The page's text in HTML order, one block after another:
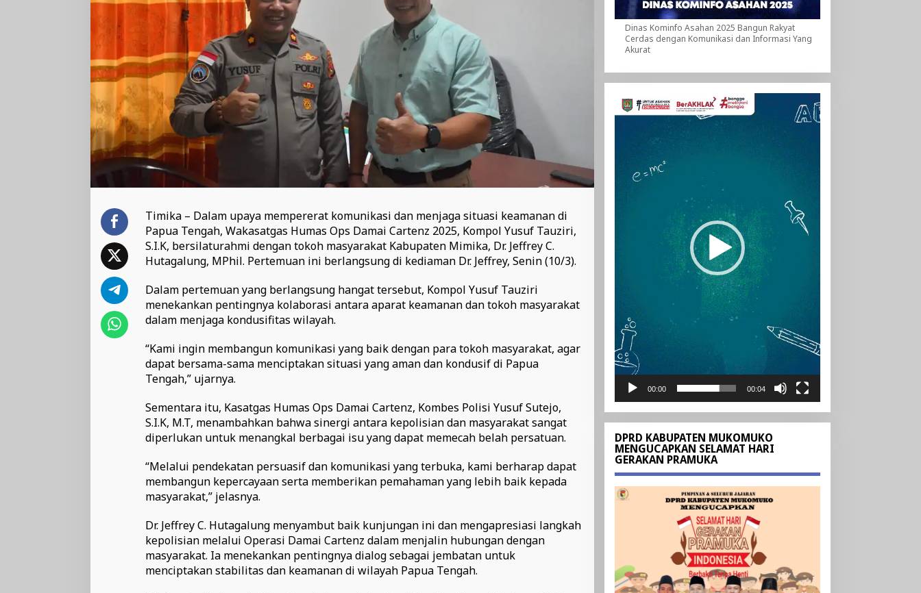
Timika – Dalam upaya mempererat komunikasi dan menjaga situasi keamanan di
Papua Tengah, Wakasatgas Humas Ops Damai Cartenz 2025, Kompol Yusuf Tauziri,
S.I.K, bersilaturahmi dengan tokoh masyarakat Kabupaten Mimika, Dr. Jeffrey C.
Hutagalung, MPhil. Pertemuan ini berlangsung di kediaman Dr. Jeffrey, Senin (10/3).
Dalam pertemuan yang berlangsung hangat tersebut, Kompol Yusuf Tauziri
menekankan pentingnya kolaborasi antara aparat keamanan dan tokoh masyarakat
dalam menjaga kondusifitas wilayah.
“Kami ingin membangun komunikasi yang baik dengan para tokoh masyarakat, agar
dapat bersama-sama menciptakan situasi yang aman dan kondusif di Papua
Tengah,” ujarnya.
Sementara itu, Kasatgas Humas Ops Damai Cartenz, Kombes Polisi Yusuf Sutejo,
S.I.K, M.T, menambahkan bahwa sinergi antara kepolisian dan masyarakat sangat
diperlukan untuk menangkal berbagai isu yang dapat memecah belah persatuan.
“Melalui pendekatan persuasif dan komunikasi yang terbuka, kami berharap dapat
membangun kepercayaan serta memberikan pemahaman yang lebih baik kepada
masyarakat,” jelasnya.
Dr. Jeffrey C. Hutagalung menyambut baik kunjungan ini dan mengapresiasi langkah
kepolisian melalui Operasi Damai Cartenz dalam menjalin hubungan dengan
masyarakat. Ia menekankan pentingnya dialog sebagai jembatan untuk
menciptakan stabilitas dan keamanan di wilayah Papua Tengah.
Dinas Kominfo Asahan 2025 Bangun Rakyat
Cerdas dengan Komunikasi dan Informasi Yang
Akurat
Pemutar
Video
00:00 00:04
DPRD KABUPATEN MUKOMUKO
MENGUCAPKAN SELAMAT HARI
GERAKAN PRAMUKA